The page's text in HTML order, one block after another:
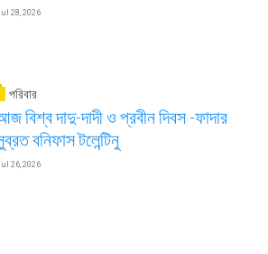
28, 2026
পরিবার
বিশ্ব দাদু-দাদী ও প্রবীন দিবস -ফাদার
বনিফাস টলেন্টিনু
26, 2026